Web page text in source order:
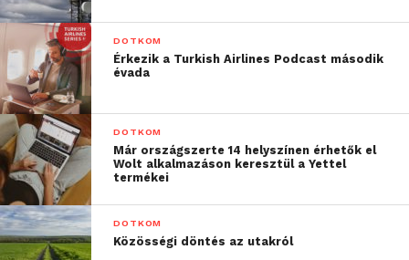
DOTKOM
Érkezik a Turkish Airlines Podcast második
évada
DOTKOM
Már országszerte 14 helyszínen érhetők el
Wolt alkalmazáson keresztül a Yettel
termékei
DOTKOM
Közösségi döntés az utakról